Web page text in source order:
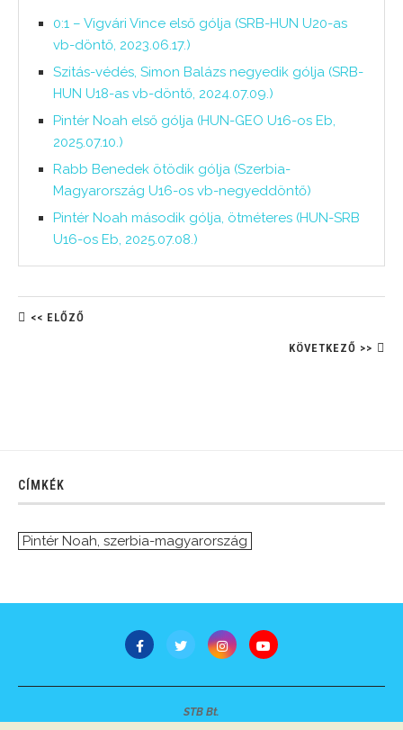
0:1 – Vigvári Vince első gólja (SRB-HUN U20-as
vb-döntő, 2023.06.17.)
Szitás-védés, Simon Balázs negyedik gólja (SRB-
HUN U18-as vb-döntő, 2024.07.09.)
Pintér Noah első gólja (HUN-GEO U16-os Eb,
2025.07.10.)
Rabb Benedek ötödik gólja (Szerbia-
Magyarország U16-os vb-negyeddöntő)
Pintér Noah második gólja, ötméteres (HUN-SRB
U16-os Eb, 2025.07.08.)
<< ELŐZŐ
KÖVETKEZŐ >>
CÍMKÉK
Pintér Noah, szerbia-magyarország
STB Bt.